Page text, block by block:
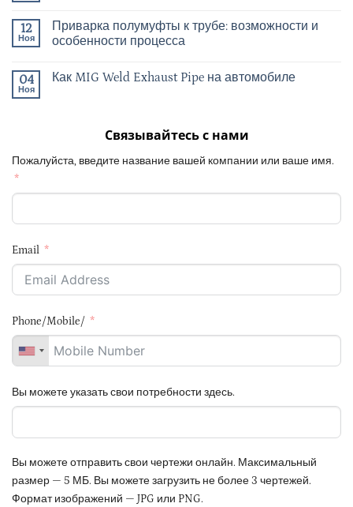
12
Ноя
Приварка полумуфты к трубе: возможности и
особенности процесса
04
Ноя
Как MIG Weld Exhaust Pipe на автомобиле
Связывайтесь с нами
Пожалуйста, введите название вашей компании или ваше имя.
Email
Phone/Mobile/
Вы можете указать свои потребности здесь.
Вы можете отправить свои чертежи онлайн. Максимальный
размер — 5 МБ. Вы можете загрузить не более 3 чертежей.
Формат изображений — JPG или PNG.